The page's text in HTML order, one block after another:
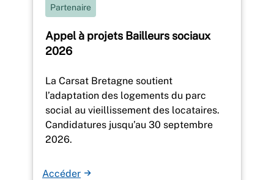
Appel à projets Bailleurs sociaux
2026
Partenaire
La Carsat Bretagne soutient
l’adaptation des logements du parc
social au vieillissement des locataires.
Candidatures jusqu’au 30 septembre
2026.
Accéder